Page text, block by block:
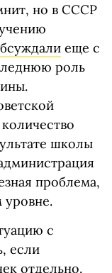
но в СССР
еще с
роль
школы
проблема,
с
если
отдельно.